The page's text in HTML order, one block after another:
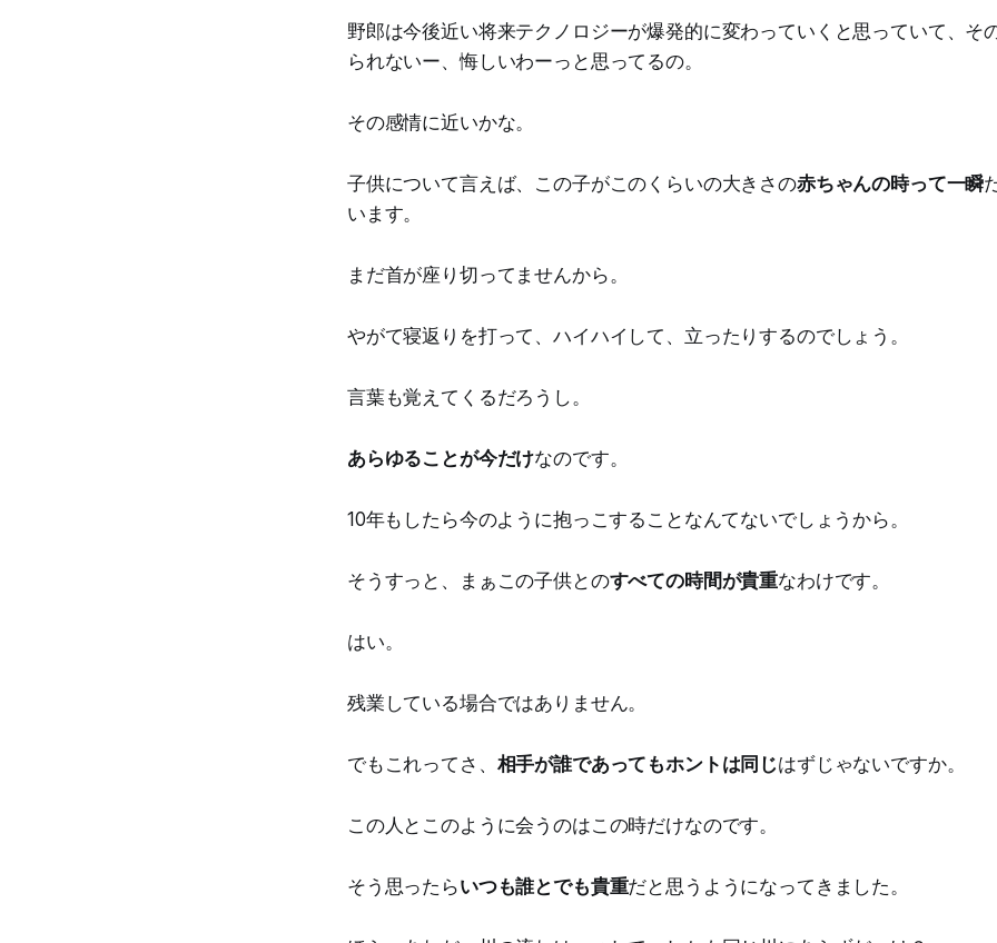
野郎は今後近い将来テクノロジーが爆発的に変わっていくと思っていて、そ
られないー、悔しいわーっと思ってるの。
その感情に近いかな。
子供について言えば、この子がこのくらいの大きさの赤ちゃんの時って一瞬
います。
まだ首が座り切ってませんから。
やがて寝返りを打って、ハイハイして、立ったりするのでしょう。
言葉も覚えてくるだろうし。
あらゆることが今だけなのです。
10年もしたら今のように抱っこすることなんてないでしょうから。
そうすっと、まぁこの子供とのすべての時間が貴重なわけです。
はい。
残業している場合ではありません。
でもこれってさ、 相手が誰であってもホントは同じはずじゃないですか。
この人とこのように会うのはこの時だけなのです。
そう思ったらいつも誰とでも貴重だと思うようになってきました。